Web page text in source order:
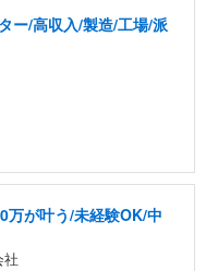
ー/高収入/製造/工場/派
万が叶う/未経験OK/中